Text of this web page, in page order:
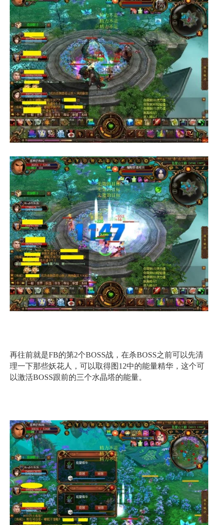
再往前就是FB的第2个BOSS战，在杀BOSS之前可以先清
理一下那些妖花人，可以取得图12中的能量精华，这个可
以激活BOSS跟前的三个水晶塔的能量。